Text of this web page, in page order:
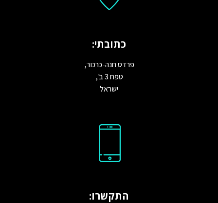
כתובתי:
פרדס חנה-כרכור,
טפח 3 ב',
ישראל
התקשרו: